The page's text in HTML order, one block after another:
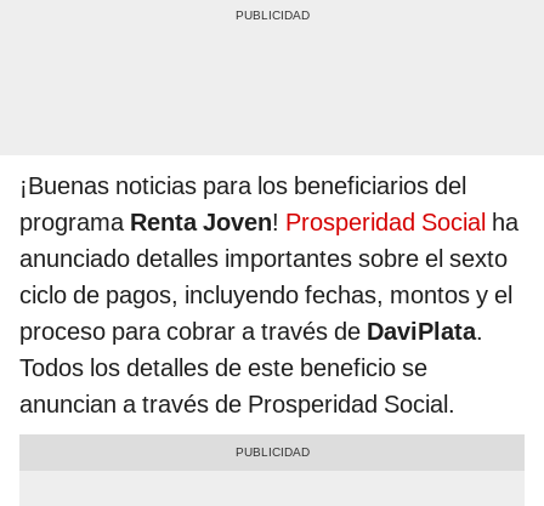
¡Buenas noticias para los beneficiarios del
programa Renta Joven! Prosperidad Social ha
anunciado detalles importantes sobre el sexto
ciclo de pagos, incluyendo fechas, montos y el
proceso para cobrar a través de DaviPlata.
Todos los detalles de este beneficio se
anuncian a través de Prosperidad Social.